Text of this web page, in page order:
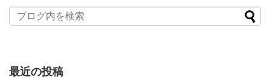
最近の投稿